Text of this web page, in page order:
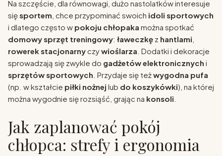
Na szczęście, dla równowagi, dużo nastolatków interesuje
sięsportem , chce przypominać swoich idoli sportowych
i dlatego często w pokoju chłopaka można spotkać
domowy sprzęt treningowy: ławeczkę z hantlami
rowerek stacjonarnyczywioślarza . Dodatki i dekoracje
sprowadzają się zwykle do gadżetów elektronicznych i
sprzętów sportowych . Przydaje się teżwygodna pufa
(np. w kształcie piłki nożnej lub do koszykówki), na której
można wygodnie się rozsiąść, grając na konsoli
Jak zaplanować pokój
chłopca: strefy i ergonomia